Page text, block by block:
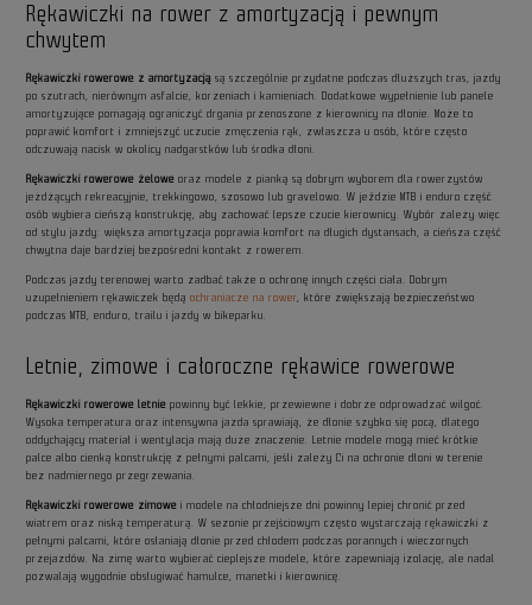
Rękawiczki na rower z amortyzacją i pewnym
chwytem
Rękawiczki rowerowe z amortyzacją są szczególnie przydatne podczas dłuższych tras, jazdy
po szutrach, nierównym asfalcie, korzeniach i kamieniach. Dodatkowe wypełnienie lub panele
amortyzujące pomagają ograniczyć drgania przenoszone z kierownicy na dłonie. Może to
poprawić komfort i zmniejszyć uczucie zmęczenia rąk, zwłaszcza u osób, które często
odczuwają nacisk w okolicy nadgarstków lub środka dłoni.
Rękawiczki rowerowe żelowe oraz modele z pianką są dobrym wyborem dla rowerzystów
jeżdżących rekreacyjnie, trekkingowo, szosowo lub gravelowo. W jeździe MTB i enduro część
osób wybiera cieńszą konstrukcję, aby zachować lepsze czucie kierownicy. Wybór zależy więc
od stylu jazdy: większa amortyzacja poprawia komfort na długich dystansach, a cieńsza część
chwytna daje bardziej bezpośredni kontakt z rowerem.
Podczas jazdy terenowej warto zadbać także o ochronę innych części ciała. Dobrym
uzupełnieniem rękawiczek będąochraniacze na rower, które zwiększają bezpieczeństwo
podczas MTB, enduro, trailu i jazdy w bikeparku.
Letnie, zimowe i całoroczne rękawice rowerowe
Rękawiczki rowerowe letnie powinny być lekkie, przewiewne i dobrze odprowadzać wilgoć.
Wysoka temperatura oraz intensywna jazda sprawiają, że dłonie szybko się pocą, dlatego
oddychający materiał i wentylacja mają duże znaczenie. Letnie modele mogą mieć krótkie
palce albo cienką konstrukcję z pełnymi palcami, jeśli zależy Ci na ochronie dłoni w terenie
bez nadmiernego przegrzewania.
Rękawiczki rowerowe zimowe i modele na chłodniejsze dni powinny lepiej chronić przed
wiatrem oraz niską temperaturą. W sezonie przejściowym często wystarczają rękawiczki z
pełnymi palcami, które osłaniają dłonie przed chłodem podczas porannych i wieczornych
przejazdów. Na zimę warto wybierać cieplejsze modele, które zapewniają izolację, ale nadal
pozwalają wygodnie obsługiwać hamulce, manetki i kierownicę.